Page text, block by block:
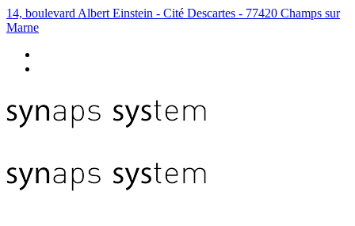
14, boulevard Albert Einstein - Cité Descartes - 77420 Champs sur
Marne